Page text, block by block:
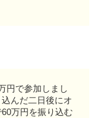
円で参加しまし
んだ二日後にオ
万円を振り込む